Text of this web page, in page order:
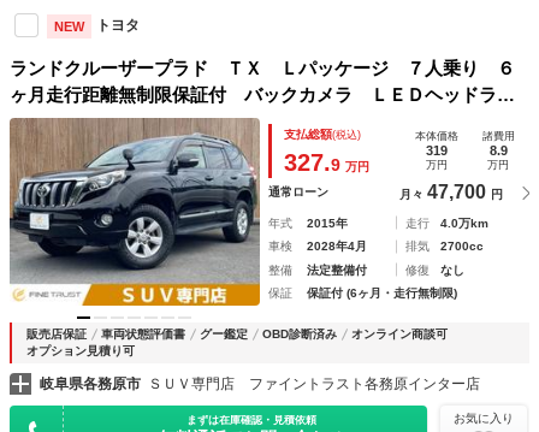
NEW トヨタ
ランドクルーザープラド ＴＸ Ｌパッケージ ７人乗り ６
ヶ月走行距離無制限保証付 バックカメラ ＬＥＤヘッドライ
ト 禁煙車 ＥＴＣ ＳＤナビ 地デジＴＶ ４ＷＤ パワー
シート 本革シート シートヒーター クルーズコントロー
ル スマートキー 電動格納ミラー
支払総額(税込)
327.9 万円
本体価格
319
万円
諸費用
8.9
万円
通常ローン 月々 47,700 円
年式 2015年 走行
4.0万km
車検
2028年4月 排気
2700cc
整備
法定整備付 修復
なし
保証
保証付 (6ヶ月・走行無制限)
販売店保証 車両状態評価書 グー鑑定 OBD診断済み
オンライン商談可
オプション見積り可
岐阜県各務原市 ＳＵＶ専門店 ファイントラスト各務原インター店
まずは在庫確認・見積依頼 お気に入り